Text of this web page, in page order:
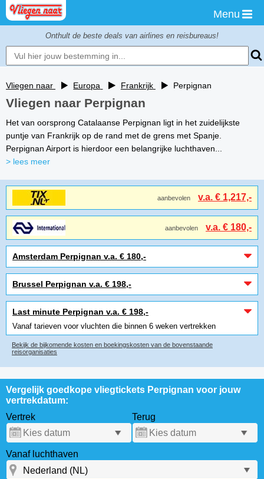
Menu
Onthult de beste deals van airlines en reisbureaus!
Vliegen naar Europa Frankrijk Perpignan
Vliegen naar Perpignan
Het van oorsprong Catalaanse Perpignan ligt in het zuidelijkste
puntje van Frankrijk op de rand met de grens met Spanje.
Perpignan Airport is hierdoor een belangrijke luchthaven...
> lees meer
aanbevolen v.a. € 1,217,-
aanbevolen v.a. € 180,-
Amsterdam Perpignan v.a. € 180,-
Brussel Perpignan v.a. € 198,-
Last minute Perpignan v.a. € 198,-
Vanaf tarieven voor vluchten die binnen 6 weken vertrekken
Bekijk de bijkomende kosten en boekingskosten van de bovenstaande
reisorganisaties
Vergelijk goedkope vliegtickets Perpignan voor jouw
vertrekdatum:
Vertrek
Terug
Vanaf luchthaven